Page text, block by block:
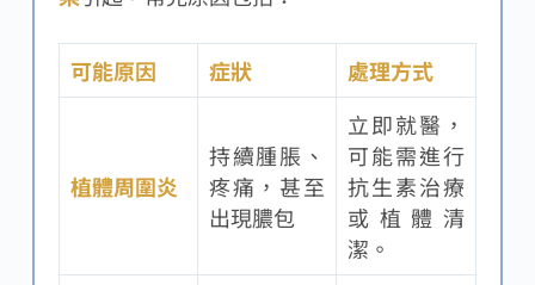
可能原因 症狀 處理方式
植體周圍炎
持續腫脹、
疼痛，甚至
出現膿包
立即就醫，
可能需進行
抗生素治療
或植體清
潔。